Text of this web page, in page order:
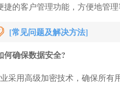
捷的客户管理功能，方便地管
[常见问题及解决方法]
何确保数据安全?
采用高级加密技术，确保所有